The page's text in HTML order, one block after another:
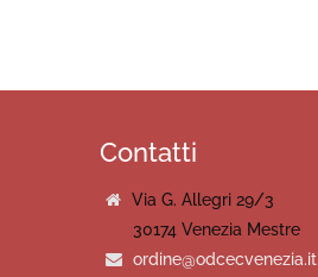
Contatti
Via G. Allegri 29/3
30174 Venezia Mestre
ordine@odcecvenezia.it